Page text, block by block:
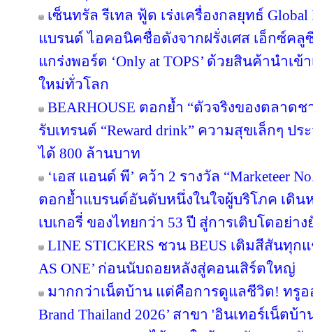
เซ็นทรัล รีเทล ฟู้ด เร่งเครื่องกลยุทธ์ Global
แบรนด์ ไอคอนิคชื่อดังจากฝรั่งเศส เอ็กซ์ค
แกร่งพอร์ต ‘Only at TOPS’ ด้วยสินค้านำ
ใหม่ทั่วโลก
BEARHOUSE ตอกย้ำ “ตัวจริงของตลาด
รับเทรนด์ “Reward drink” ความสุขเล็กๆ ป
ได้ 800 ล้านบาท
‘เอส แอนด์ พี’ คว้า 2 รางวัล “Marketeer
ตอกย้ำแบรนด์อันดับหนึ่งในใจผู้บริโภค เดิ
เบเกอรี่ ของไทยกว่า 53 ปี สู่การเติบโตอย่าง
LINE STICKERS ชวน BEUS เติมสีสันทุก
AS ONE’ ก่อนนับถอยหลังสู่คอนเสิร์ตใหญ่
มากกว่าเน็ตบ้าน แต่คือการดูแลชีวิต! ทรูอ
Brand Thailand 2026’ สาขา 'อินเทอร์เน็ตบ้